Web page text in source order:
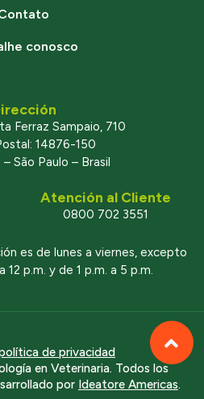
conosco
Ferraz Sampaio, 710
14876-150
São Paulo – Brasil
Atención al Cliente
0800 702 3551
es de lunes a viernes, excepto
p.m. y de 1 p.m. a 5 p.m.
de privacidad
en Veterinaria. Todos los
por Ideatore Americas.